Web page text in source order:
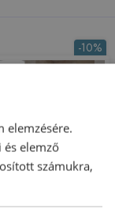
-10%
elemzésére.
elemző
számukra,